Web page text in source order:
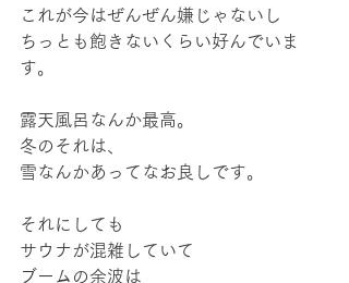
これが今はぜんぜん嫌じゃないし
ちっとも飽きないくらい好んでいま
す。
露天風呂なんか最高。
冬のそれは、
雪なんかあってなお良しです。
それにしても
サウナが混雑していて
ブームの余波は